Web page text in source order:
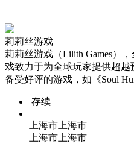
莉莉丝游戏
莉莉丝游戏（Lilith Games）
戏致力于为全球玩家提供超
备受好评的游戏，如《Soul
存续
上海市上海市
上海市上海市